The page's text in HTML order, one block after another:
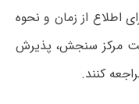
اطلاع از زمان و نحوه
شهریور به سایت مرکز سنجش، پذیرش
کنند.